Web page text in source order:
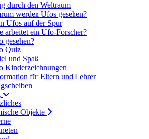
durch den Weltraum
werden Ufos gesehen?
Ufos auf der Spur
arbeitet ein Ufo-Forscher?
gesehen?
Quiz
und Spaß
Kinderzeichnungen
für Eltern und Lehrer
Objekte